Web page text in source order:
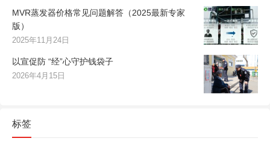
MVR蒸发器价格常见问题解答（2025最新专家
版）
2025年11月24日
以宣促防 “经”心守护钱袋子
2026年4月15日
标签